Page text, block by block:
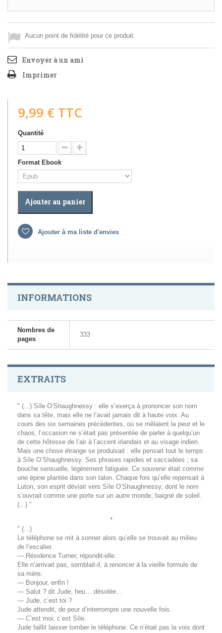
Aucun point de fidélité pour ce produit.
Envoyer à un ami
Imprimer
9,99 € TTC
Quantité
Format Ebook
Ajouter au panier
Ajouter à ma liste d'envies
INFORMATIONS
Nombres de
pages
333
EXTRAITS
" (...) Síle O’Shaughnessy : elle s’exerça à prononcer son nom
dans sa tête, mais elle ne l’avait jamais dit à haute voix. Au
cours des six semaines précédentes, où se mêlaient la peur et le
chaos, l’occasion ne s’était pas présentée de parler à quelqu’un
de cette hôtesse de l’air à l’accent irlandais et au visage indien.
Mais une chose étrange se produisait : elle pensait tout le temps
à Síle O’Shaughnessy. Ses phrases rapides et saccadées ; sa
bouche sensuelle, légèrement fatiguée. Ce souvenir était comme
une épine plantée dans son talon. Chaque fois qu’elle repensait à
Luton, son esprit déviait vers Síle O’Shaughnessy, dont le nom
s’ouvrait comme une porte sur un autre monde, baigné de soleil.
(...) "
*
" (...)
Le téléphone se mit à sonner alors qu’elle se trouvait au milieu
de l’escalier.
— Résidence Turner, répondit-elle.
Elle n’arrivait pas, semblait-il, à renoncer à la vieille formule de
sa mère.
— Bonjour, enfin !
— Salut ? dit Jude, heu… désolée…
— Jude, c’est toi ?
Jude attendit, de peur d’interrompre une nouvelle fois.
— C’est moi, c’est Síle.
Jude faillit laisser tomber le téléphone. Ce n’était pas la voix dont